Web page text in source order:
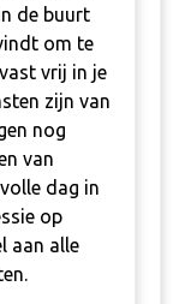
de buurt
om te
vrij in je
zijn van
nog
van
dag in
op
aan alle